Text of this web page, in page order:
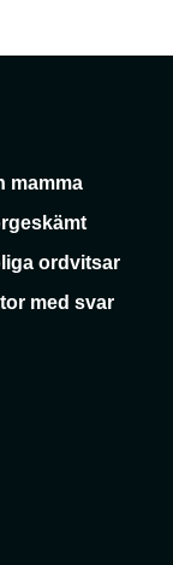
mamma
ordvitsar
med svar